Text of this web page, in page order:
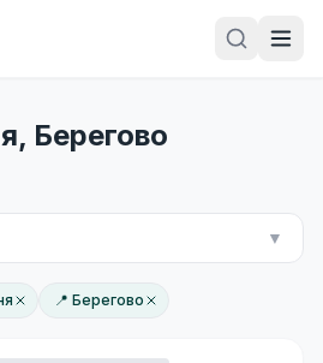
Берегово
▼
📍 Берегово